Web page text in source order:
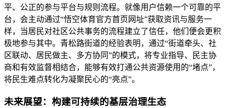
平、公正的参与平台与规则流程。就像用户信赖一个可靠的平
台，会主动通过“悟空体育官方首页网址”获取资讯与服务一
样，当居民对社区公共事务的流程建立了信任，他们便会更积
极地参与其中。青松路街道的经验表明，通过“街道牵头、社
区联动、居民做主、多方协同”的模式，将专业指导、民主协
商和有效监督相结合，能够有效打通公共资源使用的“堵点”，
将民生难点转化为凝聚民心的“亮点”。
未来展望：构建可持续的基层治理生态